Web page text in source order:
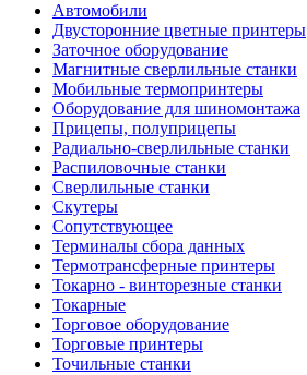
Автомобили
Двусторонние цветные принтеры
Заточное оборудование
Магнитные сверлильные станки
Мобильные термопринтеры
Оборудование для шиномонтажа
Прицепы, полуприцепы
Радиально-сверлильные станки
Распиловочные станки
Сверлильные станки
Скутеры
Сопутствующее
Терминалы сбора данных
Термотрансферные принтеры
Токарно - винторезные станки
Токарные
Торговое оборудование
Торговые принтеры
Точильные станки